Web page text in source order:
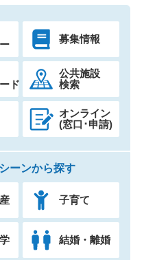
募集情報
ド
公共施設
検索
オンライン
(窓口･申請)
ーンから探す
子育て
結婚・離婚